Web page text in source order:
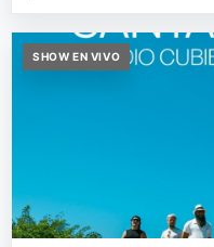
SHOW EN VIVO